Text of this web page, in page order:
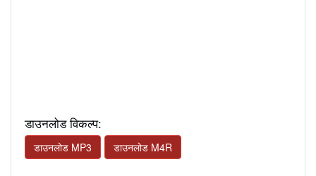
डाउनलोड विकल्प:
डाउनलोड MP3 डाउनलोड M4R